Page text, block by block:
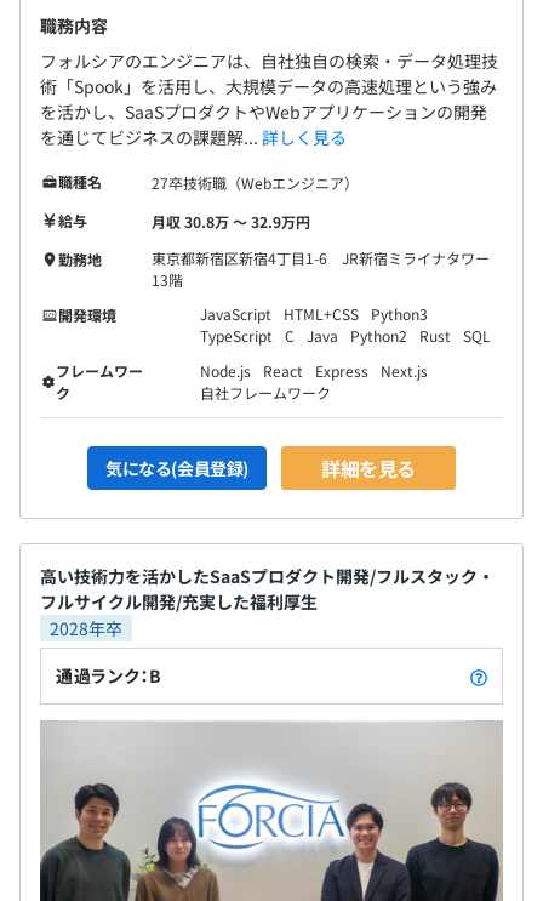
【その他上記に記載のない開発環境】
・ライブラリ：Redux
・情報共有ツール：Slack、esa
【3C制度について】
会社の利益に貢献した社員に、フェアに利益の一部を分配
したいという想いから生まれたのが3C制度です。
本当にフェアであるためには、「どのように評価するか」
が最も重要なポイントです。
少数による恣意的な分配額の決定ではなく、一緒に働く社
員間の相互評価を大切にしています。
★3C制度は頑張っている人がきちんと評価されるための
仕組みです！
①会社への収益の貢献度
②業務に対する責任感・献身度
③会社への安定的関与
これら3つに基づいて、対象者全員に「あなたに総額
●●●●万円のボーナスを自分を除く対象者に分配する権
限があったとしたら、それぞれにいくらずつ分配します
か」というシートにそれぞれ分配額を記入してもらいま
す。この結果を集約して特別賞与額を決定し、対象社員に
※社員に還元されるようなよりよい仕組みを今後も継続し
て検討していきます。
職務内容
フォルシアのエンジニアは、自社独自の検索・データ処理技
術「Spook」を活用し、大規模データの高速処理という強み
を活かし、SaaSプロダクトやWebアプリケーションの開発
を通じてビジネスの課題解... 詳しく見る
職種名
27卒技術職（Webエンジニア）
給与
月収 30.8万 〜 32.9万円
勤務地
東京都新宿区新宿4丁目1-6 JR新宿ミライナタワー
13階
開発環境
JavaScript HTML+CSS
Python3
TypeScript
C Java Python2 Rust
SQL
フレームワー
ク
Node.js React Express
Next.js
自社フレームワーク
気になる(会員登録) 詳細を見る
高い技術力を活かしたSaaSプロダクト開発/フルスタック・
フルサイクル開発/充実した福利厚生
2028年卒
通過ランク：B